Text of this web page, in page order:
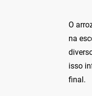
O
na
isso
final.